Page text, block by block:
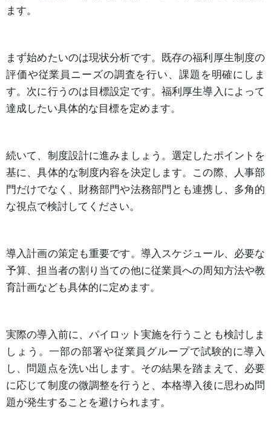
ます。
まず始めたいのは現状分析です。既存の福利厚生制度の
評価や従業員ニーズの調査を行い、課題を明確にしま
す。次に行うのは目標設定です。福利厚生導入によって
達成したい具体的な目標を定めます。
続いて、制度設計に進みましょう。選定したポイントを
基に、具体的な制度内容を決定します。この際、人事部
門だけでなく、財務部門や法務部門とも連携し、多角的
な視点で検討してください。
導入計画の策定も重要です。導入スケジュール、必要な
予算、担当者の割り当ての他に従業員への周知方法や教
育計画なども具体的に定めます。
実際の導入前に、パイロット実施を行うことも検討しま
しょう。一部の部署や従業員グループで試験的に導入
し、問題点を洗い出します。その結果を踏まえて、必要
に応じて制度の微調整を行うと、本格導入後に思わぬ問
題が発生することを避けられます。